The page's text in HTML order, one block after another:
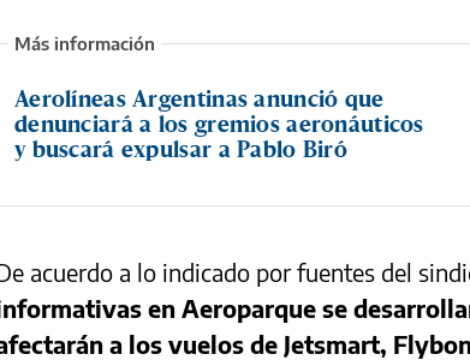
Aerolíneas Argentinas anunció que
denunciará a los gremios aeronáuticos
y buscará expulsar a Pablo Biró
acuerdo a lo indicado por fuentes del
en Aeroparque se
a los vuelos de Jetsmart,